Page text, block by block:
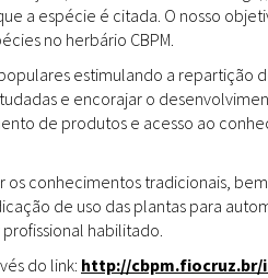
Periódicos
Produções Acadêmicas
Todos
Padrões
Fitoterápicos
a espécie é citada. O nosso
no herbário CBPM.
estimulando a repartição
e encorajar o
de produtos e acesso ao
os conhecimentos tradicionais,
de uso das plantas para
habilitado.
do link: http://cbpm.fiocruz.br/